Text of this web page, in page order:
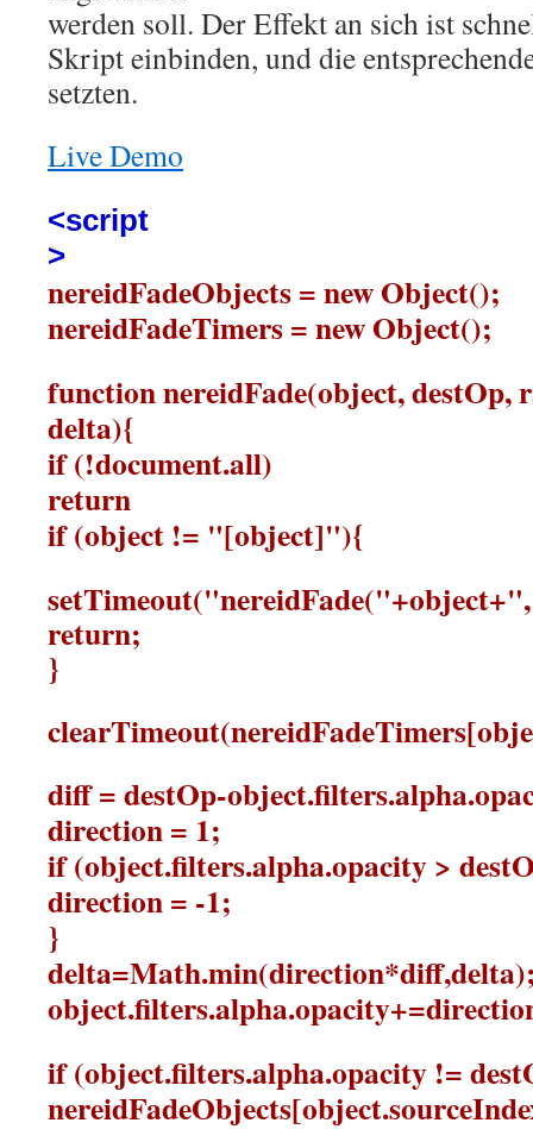
werden soll. Der Effekt an sich ist
Skript einbinden, und die
setzten.
Live Demo
<script
>
nereidFadeObjects = new Object();
nereidFadeTimers = new Object();
function nereidFade(object, destOp,
delta){
if (!document.all)
return
if (object != "[object]"){
return;
}
diff = destOp-
direction = 1;
if (object.filters.alpha.opacity >
direction = -1;
}
if (object.filters.alpha.opacity !=